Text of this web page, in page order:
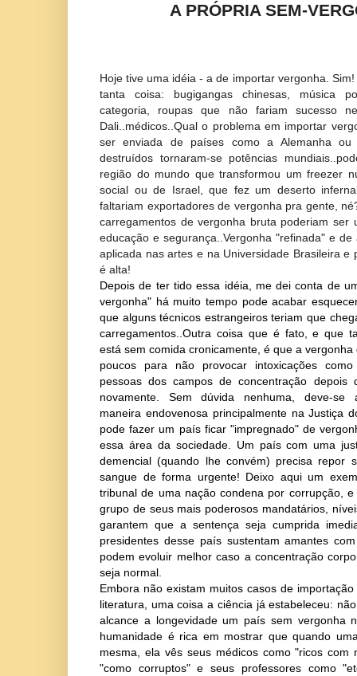
A PRÓPRIA SEM-
Hoje tive uma idéia - a de importar vergonha.
tanta coisa: bugigangas chinesas, música
categoria, roupas que não fariam sucesso
Dali..médicos..Qual o problema em importar
ser enviada de países como a Alemanha
destruídos tornaram-se potências
região do mundo que transformou um freezer
social ou de Israel, que fez um deserto
faltariam exportadores de vergonha pra gente,
carregamentos de vergonha bruta poderiam ser
educação e segurança..Vergonha "refinada" e
aplicada nas artes e na Universidade Brasileira e
é alta!
Depois de ter tido essa idéia, me dei conta de
vergonha" há muito tempo pode acabar
que alguns técnicos estrangeiros teriam que
carregamentos..Outra coisa que é fato, e que
está sem comida cronicamente, é que a
poucos para não provocar intoxicações
pessoas dos campos de concentração depois
novamente. Sem dúvida nenhuma, deve-se
maneira endovenosa principalmente na Justiça
pode fazer um país ficar "impregnado" de
essa área da sociedade. Um país com uma
demencial (quando lhe convém) precisa repor
sangue de forma urgente! Deixo aqui um
tribunal de uma nação condena por corrupção,
grupo de seus mais poderosos mandatários,
garantem que a sentença seja cumprida
presidentes desse país sustentam amantes
podem evoluir melhor caso a concentração
seja normal.
Embora não existam muitos casos de
literatura, uma coisa a ciência já estabeleceu:
alcance a longevidade um país sem vergonha
humanidade é rica em mostrar que quando
mesma, ela vês seus médicos como "ricos com
"como corruptos" e seus professores como